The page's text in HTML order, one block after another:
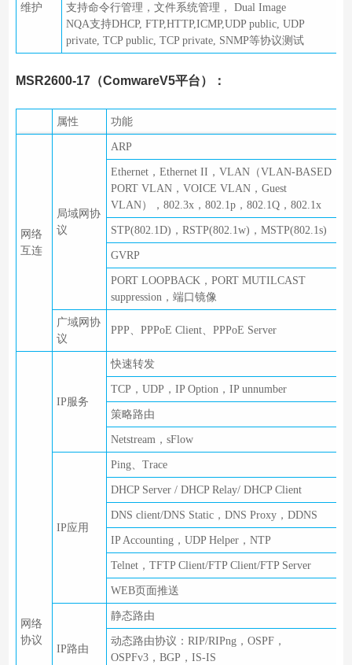
维护
支持命令行管理，文件系统管理， Dual Image
NQA支持DHCP, FTP,HTTP,ICMP,UDP public, UDP
private, TCP public, TCP private, SNMP等协议测试
MSR2600-17（ComwareV5平台）：
属性 功能
网络
互连
局域网协
议
ARP
Ethernet，Ethernet II，VLAN（VLAN-BASED
PORT VLAN，VOICE VLAN，Guest
VLAN），802.3x，802.1p，802.1Q，802.1x
STP(802.1D)，RSTP(802.1w)，MSTP(802.1s)
GVRP
PORT LOOPBACK，PORT MUTILCAST
suppression，端口镜像
广域网协
议
PPP、PPPoE Client、PPPoE Server
网络
协议
IP服务
快速转发
TCP，UDP，IP Option，IP unnumber
策略路由
Netstream，sFlow
IP应用
Ping、Trace
DHCP Server / DHCP Relay/ DHCP Client
DNS client/DNS Static，DNS Proxy，DDNS
IP Accounting，UDP Helper，NTP
Telnet，TFTP Client/FTP Client/FTP Server
WEB页面推送
IP路由
静态路由
动态路由协议：RIP/RIPng，OSPF，
OSPFv3，BGP，IS-IS